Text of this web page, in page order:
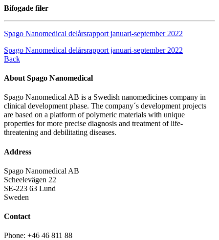
Bifogade filer
Spago Nanomedical delårsrapport januari-september 2022
Spago Nanomedical delårsrapport januari-september 2022
Back
About Spago Nanomedical
Spago Nanomedical AB is a Swedish nanomedicines company in
clinical development phase. The company´s development projects
are based on a platform of polymeric materials with unique
properties for more precise diagnosis and treatment of life-
threatening and debilitating diseases.
Address
Spago Nanomedical AB
Scheelevägen 22
SE-223 63 Lund
Sweden
Contact
Phone: +46 46 811 88